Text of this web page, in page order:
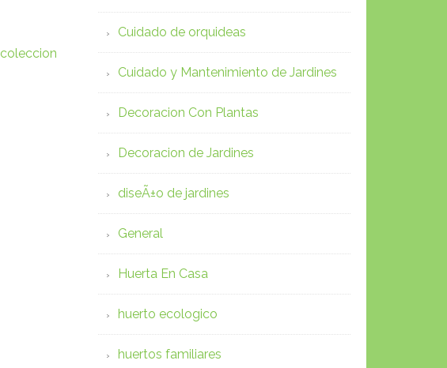
coleccion
Cuidado de orquideas
Cuidado y Mantenimiento de Jardines
Decoracion Con Plantas
Decoracion de Jardines
diseÃ±o de jardines
General
Huerta En Casa
huerto ecologico
huertos familiares